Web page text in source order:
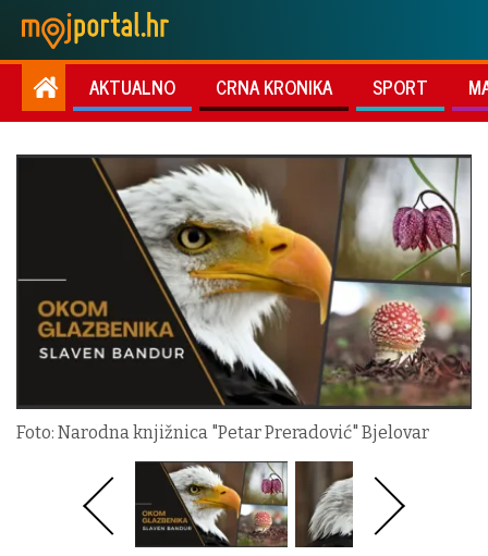
AKTUALNO CRNA KRONIKA SPORT
Foto: Narodna knjižnica "Petar Preradović" Bjelovar